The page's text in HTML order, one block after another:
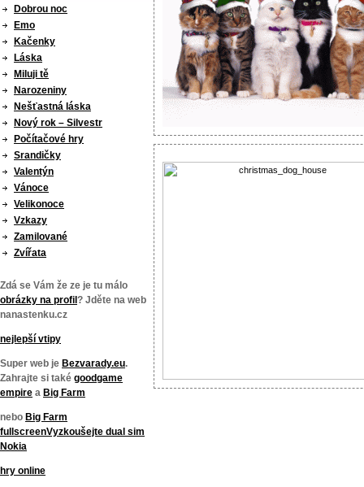
Dobrou noc
Emo
Kačenky
Láska
Miluji tě
Narozeniny
Nešťastná láska
Nový rok – Silvestr
Počítačové hry
Srandičky
Valentýn
Vánoce
Velikonoce
Vzkazy
Zamilované
Zvířata
Zdá se Vám že ze je tu málo
obrázky na profil ? Jděte na web
nanastenku.cz
nejlepší vtipy
Super web je Bezvarady.eu.
Zahrajte si také goodgame
empire a Big Farm
nebo Big Farm
fullscreenVyzkoušejte dual sim
Nokia
hry online